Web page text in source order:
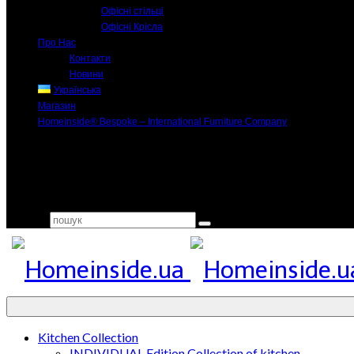
Офісні стільці
Офісні Крісла
Про Нас
Контакти
Новини
Українська
Магазин
Homeinside® Bespoke – International Furniture Company
Kitchen Collection